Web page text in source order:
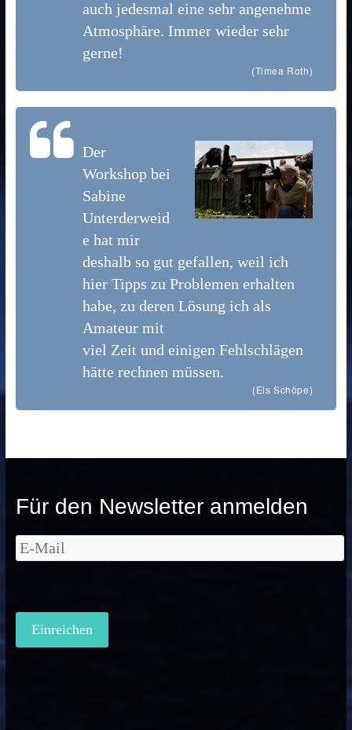
auch jedesmal eine sehr angenehme
Atmosphäre. Immer wieder sehr
gerne!
(Timea Roth)
Der
Workshop bei
Sabine
Unterderweid
e hat mir
deshalb so gut gefallen, weil ich
hier Tipps zu Problemen erhalten
habe, zu deren Lösung ich als
Amateur mit
viel Zeit und einigen Fehlschlägen
hätte rechnen müssen.
(Els Schöpe)
Für den Newsletter anmelden